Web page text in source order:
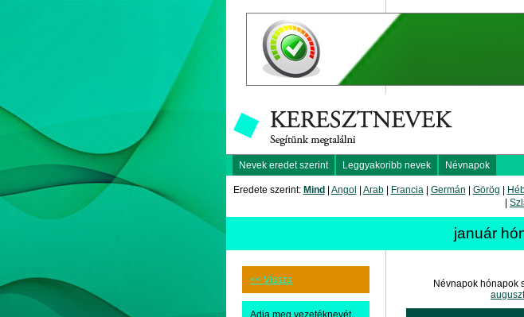
Nevek eredet szerint Leggyakoribb nevek Névnapok
Eredete szerint: Mind Angol Arab| Francia| Germán Görög
január
<< Vissza
Adja meg vezetéknevét,
Névnapok hónapok